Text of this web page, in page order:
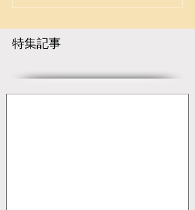
///////////////////////////////////
//////////...
特集記事